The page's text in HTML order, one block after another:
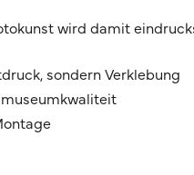
wird damit
sondern Verklebung